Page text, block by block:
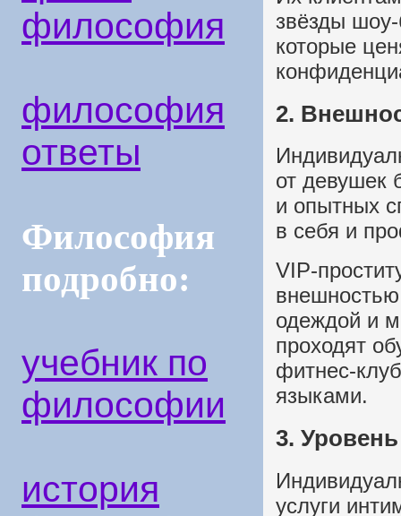
философия
философия
ответы
Философия
подробно:
учебник по
философии
история
звёзды
которые
2.
от девушек
и опытных
в себя и
VIP-
одеждой и
проходят
фитнес-
языками.
3.
услуги